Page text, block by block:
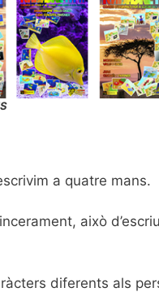
a quatre mans.
això
diferents als